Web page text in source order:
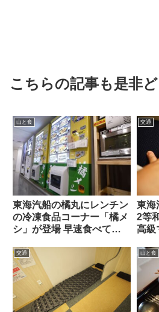
こちらの記事も是非
山と食
東海汽船の橘丸にレンチン
の冷凍食品コーナー「橘メ
シ」が登場 早速食べてみ
交通
東海
2等
高級
みた
交通 山と食